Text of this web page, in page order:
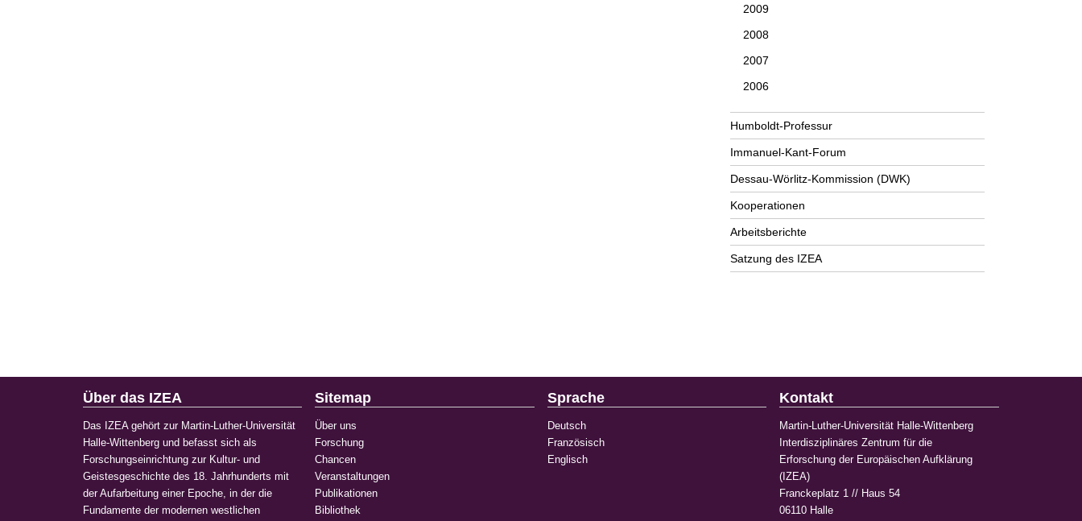
2009
2008
2007
2006
Humboldt-Professur
Immanuel-Kant-Forum
Dessau-Wörlitz-Kommission (DWK)
Kooperationen
Arbeitsberichte
Satzung des IZEA
Über das IZEA
Das IZEA gehört zur Martin-Luther-Universität
Halle-Wittenberg und befasst sich als
Forschungseinrichtung zur Kultur- und
Geistesgeschichte des 18. Jahrhunderts mit
der Aufarbeitung einer Epoche, in der die
Fundamente der modernen westlichen
Sitemap
Über uns
Forschung
Chancen
Veranstaltungen
Publikationen
Bibliothek
Sprache
Deutsch
Französisch
Englisch
Kontakt
Martin-Luther-Universität Halle-Wittenberg
Interdisziplinäres Zentrum für die
Erforschung der Europäischen Aufklärung
(IZEA)
Franckeplatz 1 // Haus 54
06110 Halle